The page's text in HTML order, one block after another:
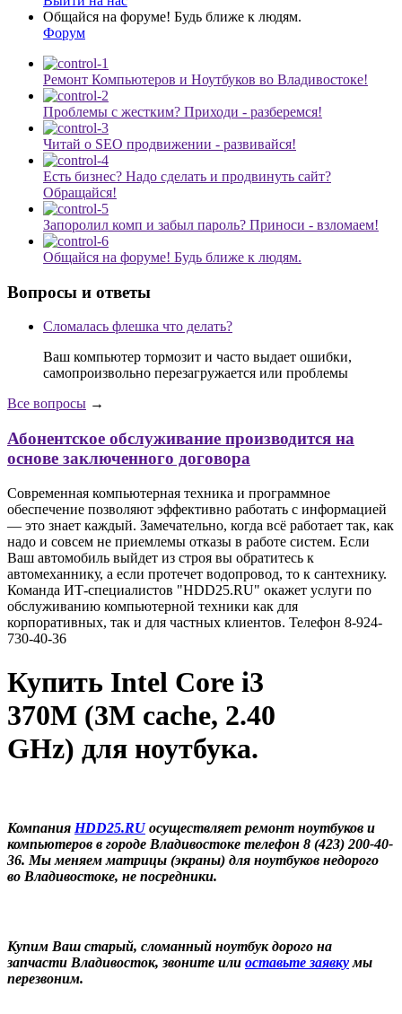
Общайся на форуме! Будь ближе к людям.
Форум
Ремонт Компьютеров и Ноутбуков во Владивостоке!
Проблемы с жестким? Приходи - разберемся!
Читай о SEO продвижении - развивайся!
Есть бизнес? Надо сделать и продвинуть сайт?
Обращайся!
Запоролил комп и забыл пароль? Приноси - взломаем!
Общайся на форуме! Будь ближе к людям.
Вопросы и ответы
Сломалась флешка что делать?
Ваш компьютер тормозит и часто выдает ошибки,
самопроизвольно перезагружается или проблемы
Все вопросы →
Абонентское обслуживание производится на
основе заключенного договора
Современная компьютерная техника и программное
обеспечение позволяют эффективно работать с информацией
— это знает каждый. Замечательно, когда всё работает так, как
надо и совсем не приемлемы отказы в работе систем. Если
Ваш автомобиль выйдет из строя вы обратитесь к
автомеханнику, а если протечет водопровод, то к сантехнику.
Команда ИТ-специалистов "HDD25.RU" окажет услуги по
обслуживанию компьютерной техники как для
корпоративных, так и для частных клиентов. Телефон 8-924-
730-40-36
Купить Intel Core i3
370M (3M cache, 2.40
GHz) для ноутбука.
Компания HDD25.RUосуществляет ремонт ноутбуков и
компьютеров в городе Владивостоке телефон 8 (423) 200-40-
36. Мы меняем матрицы (экраны) для ноутбуков недорого
во Владивостоке, не посредники.
Купим Ваш старый, сломанный ноутбук дорого на
запчасти Владивосток, звоните или оставьте заявкумы
перезвоним.